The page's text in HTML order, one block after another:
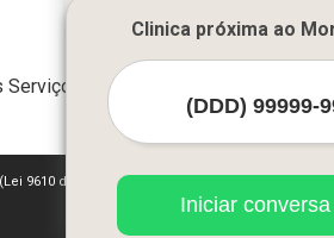
Serviços
9610 de 19/02/1998)
Clinica próxima ao
Iniciar conversa